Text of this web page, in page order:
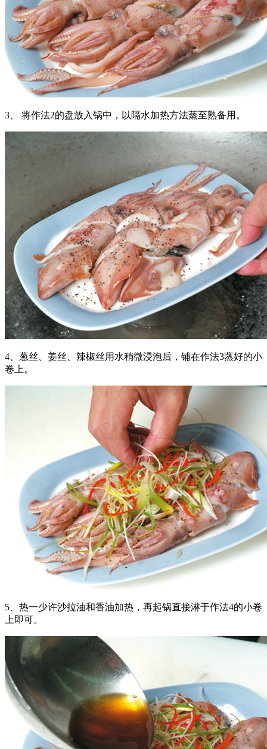
3、 将作法2的盘放入锅中，以隔水加热方法蒸至熟备用。
4、葱丝、姜丝、辣椒丝用水稍微浸泡后，铺在作法3蒸好的小
卷上。
5、热一少许沙拉油和香油加热，再起锅直接淋于作法4的小卷
上即可。